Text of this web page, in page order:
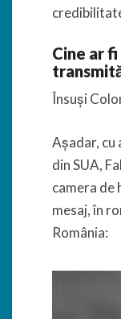
Cine ar
Însuși
Așadar, cu
din SUA,
camera de
mesaj, în
România: